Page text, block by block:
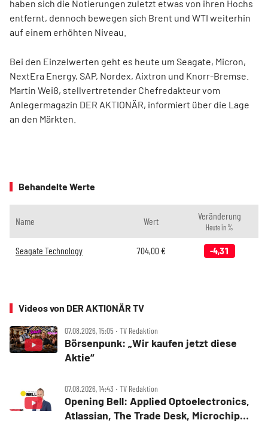
haben sich die Notierungen zuletzt etwas von ihren Hochs
entfernt, dennoch bewegen sich Brent und WTI weiterhin
auf einem erhöhten Niveau.
Bei den Einzelwerten geht es heute um Seagate, Micron,
NextEra Energy, SAP, Nordex, Aixtron und Knorr-Bremse.
Martin Weiß, stellvertretender Chefredakteur vom
Anlegermagazin DER AKTIONÄR, informiert über die Lage
an den Märkten.
Behandelte Werte
Name Wert Veränderung
Heute in %
Seagate Technology 704,00€ -4,31
Videos von DER AKTIONÄR TV
07.08.2026, 15:05 ‧ TV Redaktion
Börsenpunk: „Wir kaufen jetzt diese
Aktie“
07.08.2026, 14:43 ‧ TV Redaktion
Opening Bell: Applied Optoelectronics,
Atlassian, The Trade Desk, Microchip